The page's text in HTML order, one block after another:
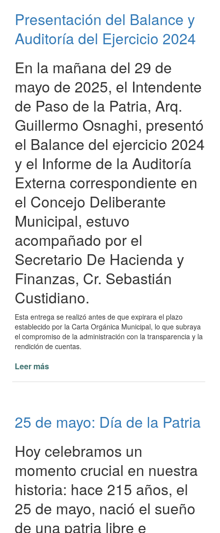
Convoca
a
Elecciones
de
agosto
Presentación del Balance y
Auditoría del Ejercicio 2024
En la mañana del 29 de
mayo de 2025, el Intendente
de Paso de la Patria, Arq.
Guillermo Osnaghi, presentó
el Balance del ejercicio 2024
y el Informe de la Auditoría
Externa correspondiente en
el Concejo Deliberante
Municipal, estuvo
acompañado por el
Secretario De Hacienda y
Finanzas, Cr. Sebastián
Custidiano.
Esta entrega se realizó antes de que expirara el plazo
establecido por la Carta Orgánica Municipal, lo que subraya
el compromiso de la administración con la transparencia y la
rendición de cuentas.
Leer más
Auditoría
del
2024
25 de mayo: Día de la Patria
Hoy celebramos un
momento crucial en nuestra
historia: hace 215 años, el
25 de mayo, nació el sueño
de una patria libre e